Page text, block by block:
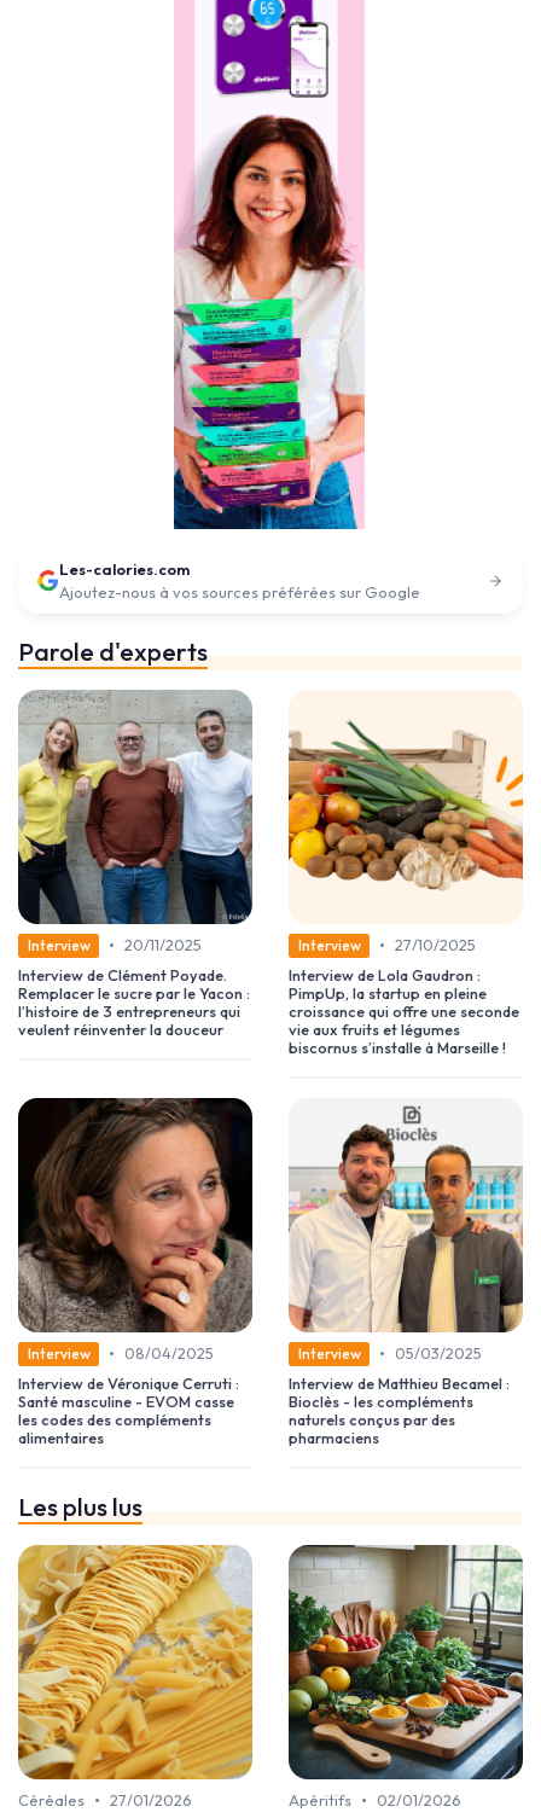
Les-calories.com
Ajoutez-nous à vos sources préférées sur Google
Parole d'experts
Interview • 20/11/2025
Interview de Clément Poyade.
Remplacer le sucre par le Yacon :
l’histoire de 3 entrepreneurs qui
veulent réinventer la douceur
Interview • 27/10/2025
Interview de Lola Gaudron :
PimpUp, la startup en pleine
croissance qui offre une seconde
vie aux fruits et légumes
biscornus s’installe à Marseille !
Interview •
08/04/2025
Interview de Véronique Cerruti :
Santé masculine - EVOM casse
les codes des compléments
alimentaires
Interview •
05/03/2025
Interview de Matthieu Becamel :
Bioclès - les compléments
naturels conçus par des
pharmaciens
Les plus lus
Céréales • 27/01/2026 Apéritifs • 02/01/2026